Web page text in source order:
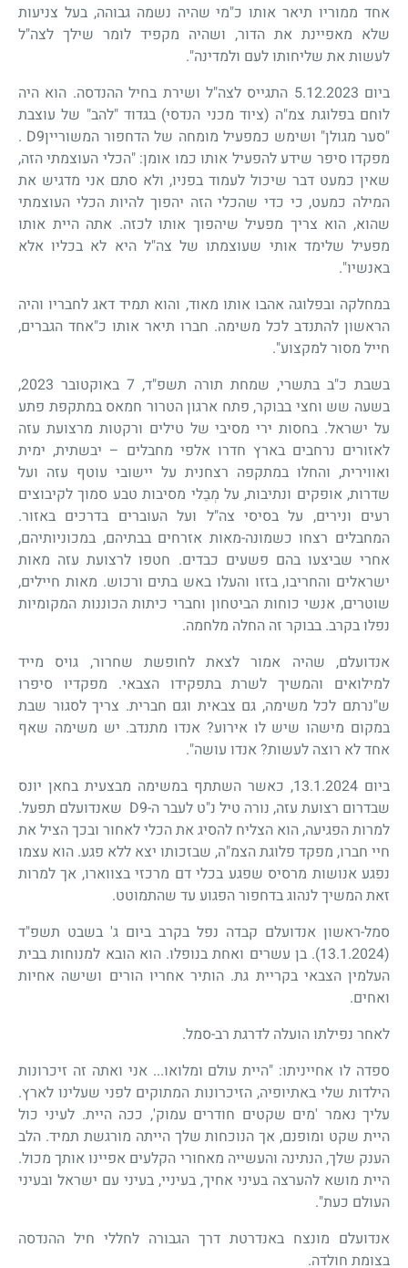
אחד ממוריו תיאר אותו כ"מי שהיה נשמה גבוהה, בעל צניעות
שלא מאפיינת את הדור, ושהיה מקפיד לומר שילך לצה"ל
לעשות את שליחותו לעם ולמדינה".
ביום 5.12.2023 התגייס לצה"ל ושירת בחיל ההנדסה
. הוא היה
לוחם בפלוגת צמ"ה (ציוד מכני הנדסי) בגדוד "להב" של עוצבת
"סער מגולן" ושימש כמפעיל מומחה של הדחפור המשורייןD9
.
מפקדו סיפר שידע להפעיל אותו כמו אומן: "הכלי העוצמתי הזה,
שאין כמעט דבר שיכול לעמוד בפניו, ולא סתם אני מדגיש את
המילה כמעט, כי כדי שהכלי הזה יהפוך להיות הכלי העוצמתי
שהוא, הוא צריך מפעיל שיהפוך אותו לכזה. אתה היית אותו
מפעיל שלימד אותי שעוצמתו של צה"ל היא לא בכליו אלא
באנשיו".
במחלקה ובפלוגה אהבו אותו מאוד, והוא תמיד דאג לחבריו והיה
הראשון להתנדב לכל משימה. חברו תיאר אותו כ"אחד הגברים,
חייל מסור למקצוע".
בשבת כ"ב בתשרי, שמחת תורה תשפ"ד, 7 באוקטובר 2023,
בשעה שש וחצי בבוקר, פתח ארגון הטרור חמאס במתקפת פתע
על ישראל. בחסות ירי מסיבי של טילים ורקטות מרצועת עזה
לאזורים נרחבים בארץ חדרו אלפי מחבלים – יבשתית, ימית
ואווירית, והחלו במתקפה רצחנית על יישובי עוטף עזה ועל
שדרות, אופקים ונתיבות, על מְבַלי מסיבות טבע סמוך לקיבוצים
רעים ונירים, על בסיסי צה"ל ועל העוברים בדרכים באזור.
המחבלים רצחו כשמונה-מאות אזרחים בבתיהם, במכוניותיהם,
אחרי שביצעו בהם פשעים כבדים. חטפו לרצועת עזה מאות
ישראלים והחריבו, בזזו והעלו באש בתים ורכוש. מאות חיילים,
שוטרים, אנשי כוחות הביטחון וחברי כיתות הכוננות המקומיות
נפלו בקרב. בבוקר זה החלה מלחמה.
אנדועלם, שהיה אמור לצאת לחופשת שחרור, גויס מייד
למילואים והמשיך לשרת בתפקידו הצבאי. מפקדיו סיפרו
ש"נרתם לכל משימה, גם צבאית וגם חברית. צריך לסגור שבת
במקום מישהו שיש לו אירוע? אנדו מתנדב. יש משימה שאף
אחד לא רוצה לעשות? אנדו עושה".
ביום 13.1.2024, כאשר השתתף במשימה מבצעית בחאן יונס
שבדרום רצועת עזה, נורה טיל נ"ט לעבר ה-
D9 שאנדועלם תפעל.
למרות הפגיעה, הוא הצליח להסיג את הכלי לאחור ובכך הציל את
חיי חברו, מפקד פלוגת הצמ"ה, שבזכותו יצא ללא פגע. הוא עצמו
נפגע אנושות מרסיס שפגע בכלי דם מרכזי בצווארו, אך למרות
זאת המשיך לנהוג בדחפור הפגוע עד שהתמוטט.
סמל-ראשון אנדועלם קבדה נפל בקרב ביום ג' בשבט תשפ"ד
(13.1.2024). בן עשרים ואחת בנופלו. הוא הובא למנוחות בבית
העלמין הצבאי בקריית גת. הותיר אחריו הורים ושישה אחיות
ואחים.
לאחר נפילתו הועלה לדרגת רב-סמל.
ספדה לו אחייניתו: "היית עולם ומלואו... אני ואתה זה זיכרונות
הילדות שלי באתיופיה, הזיכרונות המתוקים לפני שעלינו לארץ.
עליך נאמר 'מים שקטים חודרים עמוק', ככה היית. לעיני כול
היית שקט ומופנם, אך הנוכחות שלך הייתה מורגשת תמיד. הלב
הענק שלך, הנתינה והעשייה מאחורי הקלעים אפיינו אותך מכול.
היית מושא להערצה בעיני אחיך, בעיניי, בעיני עם ישראל ובעיני
העולם כעת".
אנדועלם מונצח באנדרטת דרך הגבורה לחללי חיל ההנדסה
בצומת חולדה.